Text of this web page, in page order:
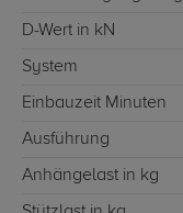
D-Wert in kN
System
Einbauzeit Minuten
Ausführung
Anhängelast in kg